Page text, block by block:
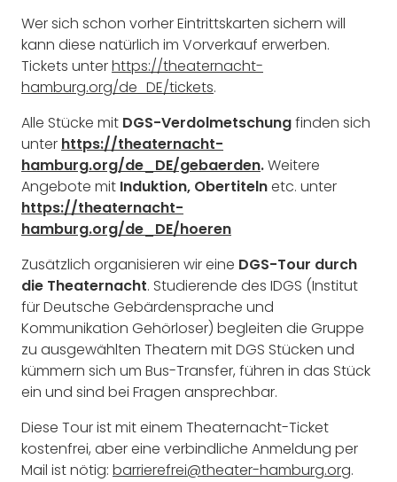
Wer sich schon vorher Eintrittskarten sichern will
kann diese natürlich im Vorverkauf erwerben.
Tickets unterhttps://theaternacht-
hamburg.org/de_DE/tickets.
Alle Stücke mit DGS-Verdolmetschungfinden sich
unter https://theaternacht-
hamburg.org/de_DE/gebaerden.Weitere
Angebote mit Induktion, Obertitelnetc. unter
https://theaternacht-
hamburg.org/de_DE/hoeren
Zusätzlich organisieren wir eine DGS-Tour durch
die Theaternacht. Studierende des IDGS (Institut
für Deutsche Gebärdensprache und
Kommunikation Gehörloser) begleiten die Gruppe
zu ausgewählten Theatern mit DGS Stücken und
kümmern sich um Bus-Transfer, führen in das Stück
ein und sind bei Fragen ansprechbar.
Diese Tour ist mit einem Theaternacht-Ticket
kostenfrei, aber eine verbindliche Anmeldung per
Mail ist nötig: barrierefrei@theater-hamburg.org.